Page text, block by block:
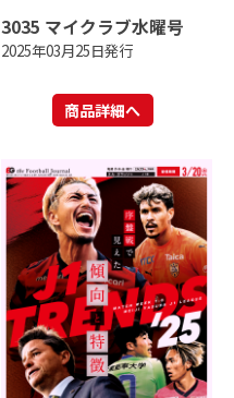
3035 マイクラブ水曜号
2025年03月25日発行
商品詳細へ